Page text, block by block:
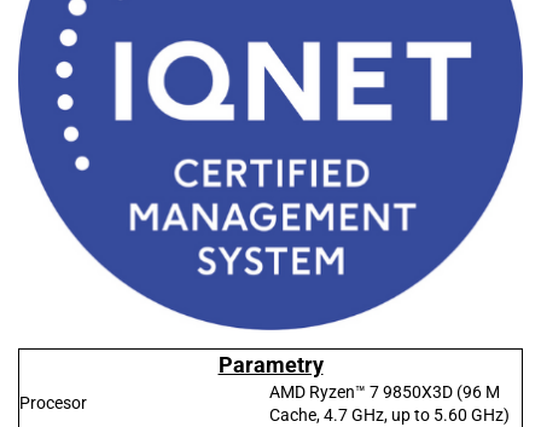
Parametry
Procesor
AMD Ryzen™ 7 9850X3D (96 M
Cache, 4.7 GHz, up to 5.60 GHz)